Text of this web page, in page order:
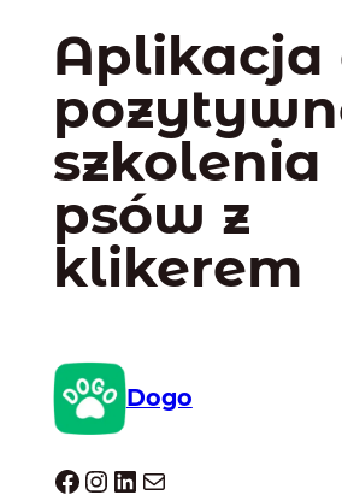
Aplikacja
szkolenia
psów z
klikerem
Dogo
Dogo facebook InstagramLinkedIn Mail